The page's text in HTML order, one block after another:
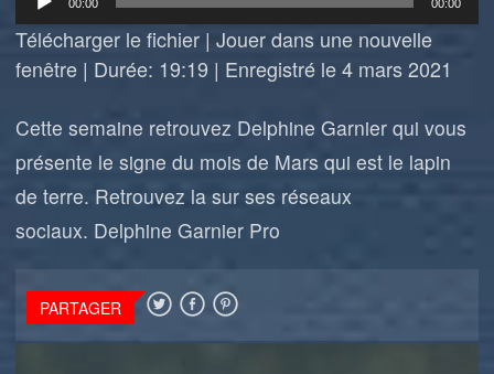
audio
00:00 00:00
Télécharger le fichier |Jouer dans une nouvelle
fenêtre | Durée: 19:19 | Enregistré le 4 mars 2021
Cette semaine retrouvez Delphine Garnier qui vous
présente le signe du mois de Mars qui est le lapin
de terre. Retrouvez la sur ses réseaux
sociaux. Delphine Garnier Pro
PARTAGER